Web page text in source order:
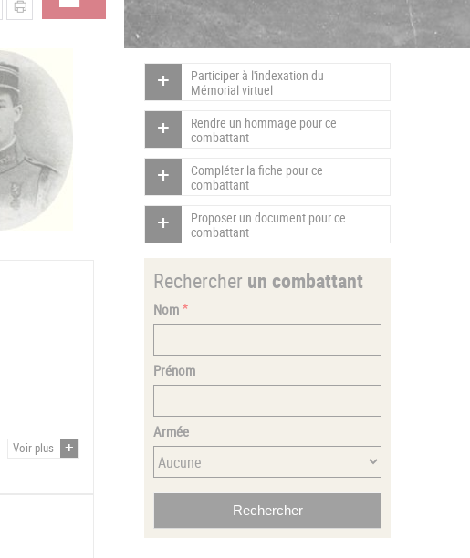
Voir plus
Participer à l'indexation du
Mémorial virtuel
Rendre un hommage pour ce
combattant
Compléter la fiche pour ce
combattant
Proposer un document pour ce
combattant
Rechercher un combattant
Nom
Prénom
Armée